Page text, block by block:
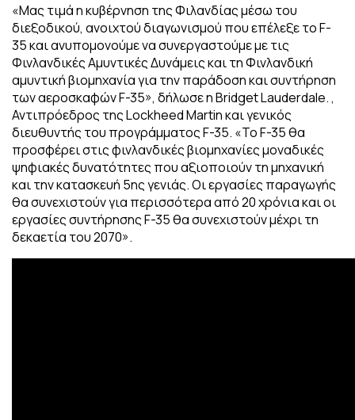
«Μας τιμά η κυβέρνηση της Φιλανδίας μέσω του
διεξοδικού, ανοιχτού διαγωνισμού που επέλεξε το F-
35 και ανυπομονούμε να συνεργαστούμε με τις
Φινλανδικές Αμυντικές Δυνάμεις και τη Φινλανδική
αμυντική βιομηχανία για την παράδοση και συντήρηση
των αεροσκαφών F-35», δήλωσε η Bridget Lauderdale. ,
Αντιπρόεδρος της Lockheed Martin και γενικός
διευθυντής του προγράμματος F-35. «Το F-35 θα
προσφέρει στις φινλανδικές βιομηχανίες μοναδικές
ψηφιακές δυνατότητες που αξιοποιούν τη μηχανική
και την κατασκευή 5ης γενιάς. Οι εργασίες παραγωγής
θα συνεχιστούν για περισσότερα από 20 χρόνια και οι
εργασίες συντήρησης F-35 θα συνεχιστούν μέχρι τη
δεκαετία του 2070».